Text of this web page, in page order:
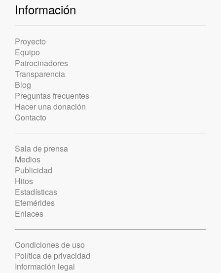
Información
Proyecto
Equipo
Patrocinadores
Transparencia
Blog
Preguntas frecuentes
Hacer una donación
Contacto
Sala de prensa
Medios
Publicidad
Hitos
Estadísticas
Efemérides
Enlaces
Condiciones de uso
Política de privacidad
Información legal